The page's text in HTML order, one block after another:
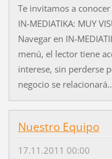
Te invitamos a
IN-MEDIATIKA: MUY
Navegar en IN-
menú, el lector tiene
interese, sin perderse
negocio se
Nuestro Equipo
17.11.2011 00:00